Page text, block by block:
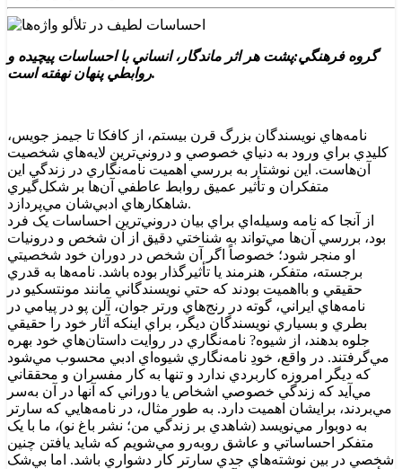
گروه فرهنگي:پشت هر اثر ماندگار، انساني با احساسات پيچيده و
روابطي پنهان نهفته است.
نامه‌هاي نويسندگان بزرگ قرن بيستم، از کافکا تا جيمز جويس،
کليدي براي ورود به دنياي خصوصي و دروني‌ترين لايه‌هاي شخصيت
آن‌هاست. اين نوشتار به بررسي اهميت نامه‌نگاري در زندگي اين
متفکران و تأثير عميق روابط عاطفي آن‌ها بر شکل‌گيري
شاهکارهاي ادبي‌شان مي‌پردازد.
از آنجا که نامه وسيله‌اي براي بيان دروني‌ترين احساسات يک فرد
بود، بررسي آن‌ها مي‌تواند به شناختي دقيق از آن شخص و درونيات
او منجر شود؛ خصوصاً اگر آن شخص در دوران خود شخصيتي
برجسته، متفکر، هنرمند يا تأثيرگذار بوده باشد. نامه‌ها به قدري
حقيقي و بااهميت بودند که حتي نويسندگاني مانند مونتسکيو در
نامه‌هاي ايراني، گوته در رنج‌هاي ورتر جوان، آلن پو در پيامي در
بطري و بسياري نويسندگان ديگر، براي اينکه آثار خود را حقيقي
جلوه بدهند، از شيوه? نامه‌نگاري در روايت داستان‌هاي خود بهره
مي‌گرفتند. در واقع، خودِ نامه‌نگاري شيوه‌اي ادبي محسوب مي‌شود
که ديگر امروزه کاربردي ندارد و تنها به کار مفسران و محققاني
مي‌آيد که زندگي خصوصي اشخاص يا دوراني که آنها در آن به‌سر
مي‌بردند، برايشان اهميت دارد. به طور مثال، در نامه‌هايي که سارتر
به دوبوار مي‌نويسد (شاهدي بر زندگي من؛ نشر باغ نو)، ما با يک
متفکر احساساتي و عاشق روبه‌رو مي‌شويم که شايد يافتن چنين
شخصي در بين نوشته‌هاي جدي سارتر کار دشواري باشد. اما بي‌شک